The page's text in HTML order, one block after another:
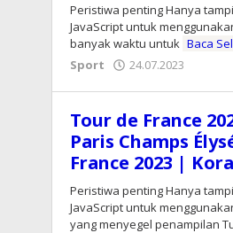
Peristiwa penting Hanya
JavaScript untuk
banyak waktu untuk Baca
Sport
24.07.2023
Tour de France
Paris Champs
France 2023 |
Peristiwa penting Hanya
JavaScript untuk
yang menyegel penampilan